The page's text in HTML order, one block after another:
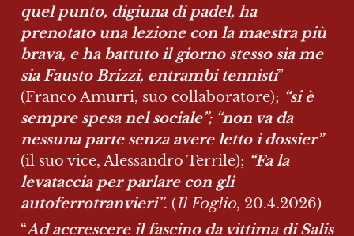
quel punto, digiuna di padel, ha
prenotato una lezione con la maestra più
brava, e ha battuto il giorno stesso sia me
sia Fausto Brizzi, entrambi tennisti”
(Franco Amurri, suo collaboratore); “si è
sempre spesa nel sociale”; “non va da
nessuna parte senza avere letto i dossier”
(il suo vice, Alessandro Terrile); “Fa la
levataccia per parlare con gli
autoferrotranvieri”. (Il Foglio, 20.4.2026)
“Ad accrescere il fascino da vittima di Salis